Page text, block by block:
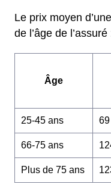
Le prix moyen
de l’âge de l’assuré
Âge
25-45 ans
66-75 ans
Plus de 75 ans